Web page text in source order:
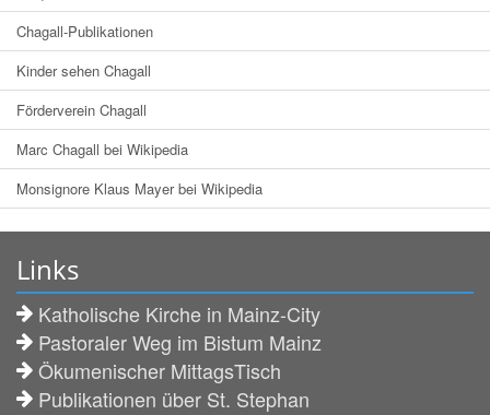
Chagall-Publikationen
Kinder sehen Chagall
Förderverein Chagall
Marc Chagall bei Wikipedia
Monsignore Klaus Mayer bei Wikipedia
Links
Katholische Kirche in Mainz-City
Pastoraler Weg im Bistum Mainz
Ökumenischer MittagsTisch
Publikationen über St. Stephan